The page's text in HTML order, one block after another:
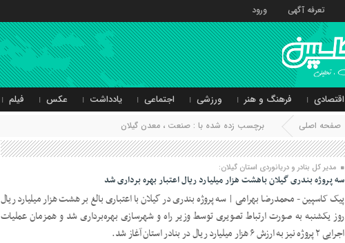
تعرفه آگهی ورود
اقتصادی فرهنگ و هنر ورزشی اجتماعی یادداشت عکس فیلم
صفحه اصلی برچسب زده شده با : صنعت ، معدن گیلان
مدیر کل بنادر و دریانوردی استان گیلان:
سه پروژه بندری گیلان باهشت هزار میلیارد ریال اعتبار بهره برداری شد
پیک کاسپین - محمدرضا بهرامی | سه پروژه بندری در گیلان با اعتباری بالغ بر هشت هزار میلیارد ریال
روز یکشنبه به صورت ارتباط تصویری توسط وزیر راه و شهرسازی بهره‌برداری شد و همزمان عملیات
اجرایی ۲ پروژه نیز به ارزش ۶ هزار میلیارد ریال در بنادر استان آغاز شد.